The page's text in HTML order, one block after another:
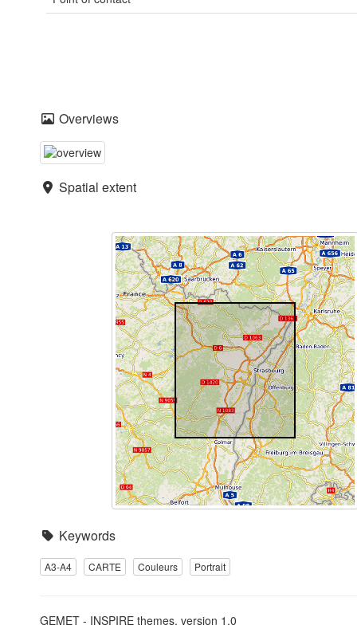
Overviews
Spatial extent
Keywords
A3-A4 CARTE Couleurs Portrait
GEMET - INSPIRE themes, version 1.0